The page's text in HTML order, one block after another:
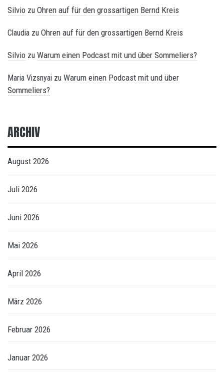
Silvio zu Ohren auf für den grossartigen Bernd Kreis
Claudia zu Ohren auf für den grossartigen Bernd Kreis
Silvio zu Warum einen Podcast mit und über Sommeliers?
Maria Vizsnyai zu Warum einen Podcast mit und über
Sommeliers?
ARCHIV
August 2026
Juli 2026
Juni 2026
Mai 2026
April 2026
März 2026
Februar 2026
Januar 2026